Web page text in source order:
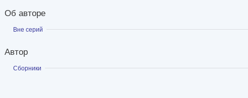
Об авторе
Показать
Вне серий
Автор
Показать
Сборники